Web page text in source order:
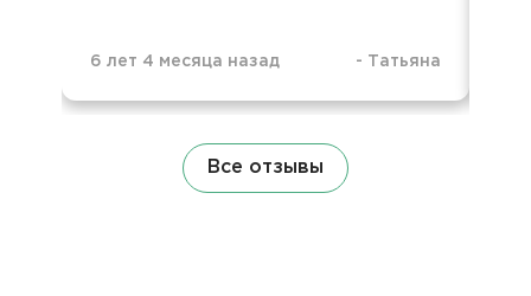
6 лет 4 месяца назад - Татьяна
Все отзывы